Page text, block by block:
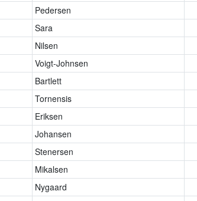
Pedersen
Sara
Nilsen
Voigt-Johnsen
Bartlett
Tornensis
Eriksen
Johansen
Stenersen
Mikalsen
Nygaard